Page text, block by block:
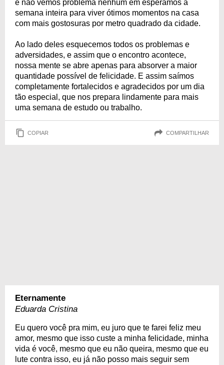
e não vemos problema nenhum em esperamos a
semana inteira para viver ótimos momentos na casa
com mais gostosuras por metro quadrado da cidade.
Ao lado deles esquecemos todos os problemas e
adversidades, e assim que o encontro acontece,
nossa mente se abre apenas para absorver a maior
quantidade possível de felicidade. E assim saímos
completamente fortalecidos e agradecidos por um dia
tão especial, que nos prepara lindamente para mais
uma semana de estudo ou trabalho.
COPIAR COMPARTILHAR
Eternamente
Eduarda Cristina
Eu quero você pra mim, eu juro que te farei feliz meu
amor, mesmo que isso custe a minha felicidade, minha
vida é você, mesmo que eu não queira, mesmo que eu
lute contra isso, eu já não posso mais seguir sem